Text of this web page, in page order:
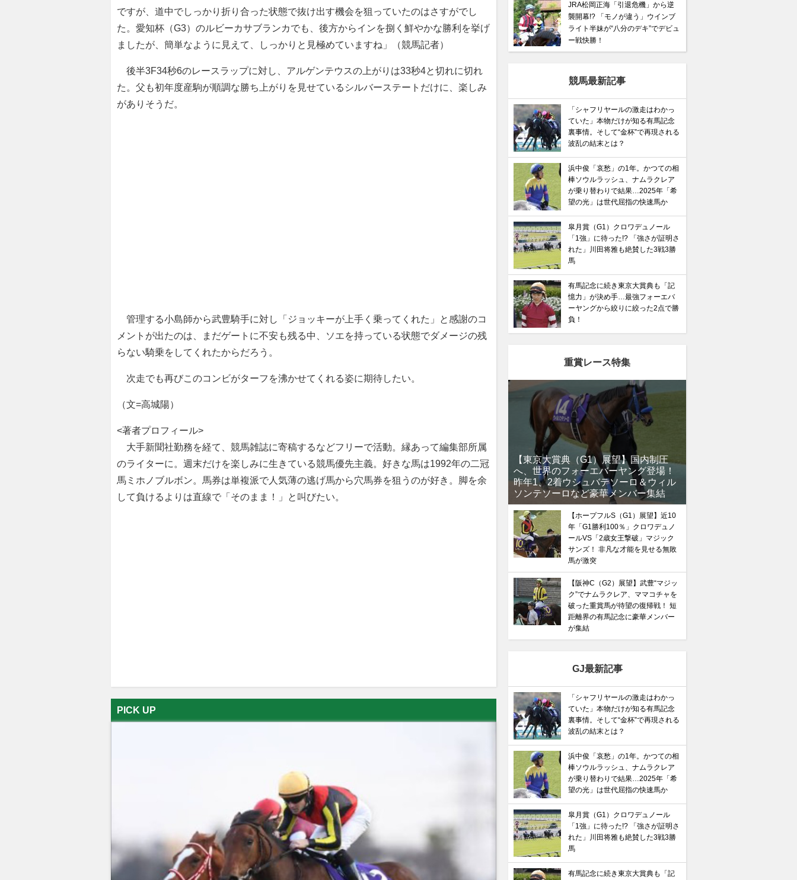
ですが、道中でしっかり折り合った状態で抜け出す機会を狙っていたのはさすがでし
た。愛知杯（G3）のルビーカサブランカでも、後方からインを捌く鮮やかな勝利を挙げ
ましたが、簡単なように見えて、しっかりと見極めていますね」（競馬記者）
後半3F34秒6のレースラップに対し、アルゲンテウスの上がりは33秒4と切れに切れ
た。父も初年度産駒が順調な勝ち上がりを見せているシルバーステートだけに、楽しみ
がありそうだ。
管理する小島師から武豊騎手に対し「ジョッキーが上手く乗ってくれた」と感謝のコ
メントが出たのは、まだゲートに不安も残る中、ソエを持っている状態でダメージの残
らない騎乗をしてくれたからだろう。
次走でも再びこのコンビがターフを沸かせてくれる姿に期待したい。
（文=高城陽）
<著者プロフィール>
大手新聞社勤務を経て、競馬雑誌に寄稿するなどフリーで活動。縁あって編集部所属
のライターに。週末だけを楽しみに生きている競馬優先主義。好きな馬は1992年の二冠
馬ミホノブルボン。馬券は単複派で人気薄の逃げ馬から穴馬券を狙うのが好き。脚を余
して負けるよりは直線で「そのまま！」と叫びたい。
PICK UP
JRA松岡正海「引退危機」から逆
襲開幕!? 「モノが違う」ウインブ
ライト半妹が“八分のデキ”でデビュ
ー戦快勝！
競馬最新記事
「シャフリヤールの激走はわかっ
ていた」本物だけが知る有馬記念
裏事情。そして“金杯”で再現される
波乱の結末とは？
浜中俊「哀愁」の1年。かつての相
棒ソウルラッシュ、ナムラクレア
が乗り替わりで結果…2025年「希
望の光」は世代屈指の快速馬か
皐月賞（G1）クロワデュノール
「1強」に待った!? 「強さが証明さ
れた」川田将雅も絶賛した3戦3勝
馬
有馬記念に続き東京大賞典も「記
憶力」が決め手…最強フォーエバ
ーヤングから絞りに絞った2点で勝
負！
重賞レース特集
【東京大賞典（G1）展望】国内制圧
へ、世界のフォーエバーヤング登場！
昨年1、2着ウシュバテソーロ＆ウィル
ソンテソーロなど豪華メンバー集結
【ホープフルS（G1）展望】近10
年「G1勝利100％」クロワデュノ
ールVS「2歳女王撃破」マジック
サンズ！ 非凡な才能を見せる無敗
馬が激突
【阪神C（G2）展望】武豊“マジッ
ク”でナムラクレア、ママコチャを
破った重賞馬が待望の復帰戦！ 短
距離界の有馬記念に豪華メンバー
が集結
GJ最新記事
「シャフリヤールの激走はわかっ
ていた」本物だけが知る有馬記念
裏事情。そして“金杯”で再現される
波乱の結末とは？
浜中俊「哀愁」の1年。かつての相
棒ソウルラッシュ、ナムラクレア
が乗り替わりで結果…2025年「希
望の光」は世代屈指の快速馬か
皐月賞（G1）クロワデュノール
「1強」に待った!? 「強さが証明さ
れた」川田将雅も絶賛した3戦3勝
馬
有馬記念に続き東京大賞典も「記